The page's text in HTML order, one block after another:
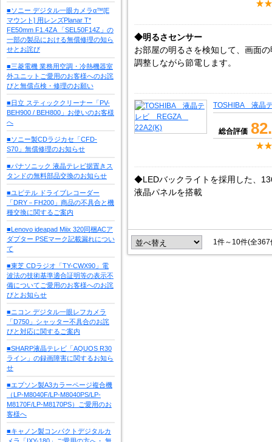
■ソニー デジタル一眼カメラα™[E
マウント] 用レンズPlanar T*
FE50mm F1.4ZA 「SEL50F14Z」の
一部の製品における無償修理の知ら
せとお詫び
■三菱電機 業務用空調・冷熱機器室
外ユニットご愛用のお客様へのお詫
びと無償点検・修理のお願い
■日立 スティッククリーナー「PV-
BEH900 / BEH800」お使いのお客様
へ
■ソニー製CDラジカセ「CFD-
S70」無償修理のお知らせ
■パナソニック 液晶テレビ据置きス
タンドの無料部品交換のお知らせ
■ユピテル ドライブレコーダー
「DRY－FH200」商品の不具合と機
種交換に関するご案内
■Lenovo ideapad Miix 320同梱ACア
ダプター PSEマーク記載漏れについ
て
■東芝 CDラジオ「TY-CWX90」電
波法の技術基準適合証明等の表示不
備についてご愛用のお客様へのお詫
びとお知らせ
■ニコン デジタル一眼レフカメラ
「D750」シャッター不具合のお詫
びと対応に関するご案内
■SHARP液晶テレビ「AQUOS R30
ライン」の録画障害に関するお知ら
せ
■エプソン製A3カラーページ複合機
（LP-M8040F/LP-M8040PS/LP-
M8170F/LP-M8170PS）ご愛用のお
客様へ
■キャノン製コンパクトデジタルカ
◆明るさセンサー
お部屋の明るさを検知して、画面
調整しながら節電します。
TOSHIBA 液晶
総合評価
◆LEDバックライトを採用した、
液晶パネルを搭載
1件～10件(全